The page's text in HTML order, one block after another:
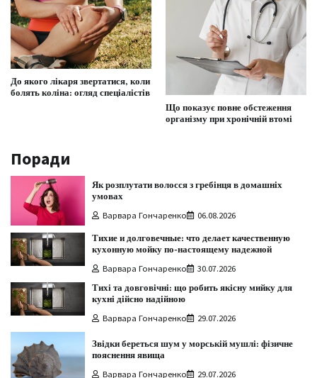
До якого лікаря звертатися, коли
болять коліна: огляд спеціалістів
Що показує повне обстеження
організму при хронічній втомі
Поради
Як розплутати волосся з гребінця в домашніх
умовах
Варвара Гончаренко 06.08.2026
Тихие и долговечные: что делает качественную
кухонную мойку по-настоящему надежной
Варвара Гончаренко 30.07.2026
Тихі та довговічні: що робить якісну мийку для
кухні дійсно надійною
Варвара Гончаренко 29.07.2026
Звідки береться шум у морській мушлі: фізичне
пояснення явища
Варвара Гончаренко 29.07.2026